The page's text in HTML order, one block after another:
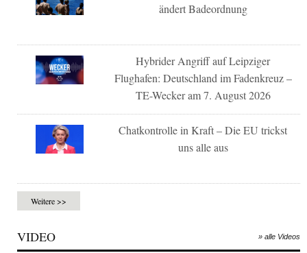
ändert Badeordnung
Hybrider Angriff auf Leipziger
Flughafen: Deutschland im Fadenkreuz –
TE-Wecker am 7. August 2026
Chatkontrolle in Kraft – Die EU trickst
uns alle aus
Weitere >>
VIDEO » alle Videos